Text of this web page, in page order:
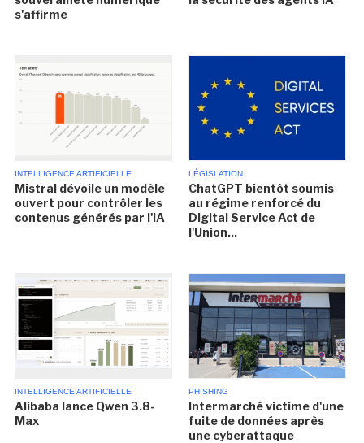
s'affirme
INTELLIGENCE ARTIFICIELLE
Mistral dévoile un modèle
ouvert pour contrôler les
contenus générés par l'IA
LÉGISLATION
ChatGPT bientôt soumis
au régime renforcé du
Digital Service Act de
l'Union...
INTELLIGENCE ARTIFICIELLE
Alibaba lance Qwen 3.8-
Max
PHISHING
Intermarché victime d'une
fuite de données après
une cyberattaque